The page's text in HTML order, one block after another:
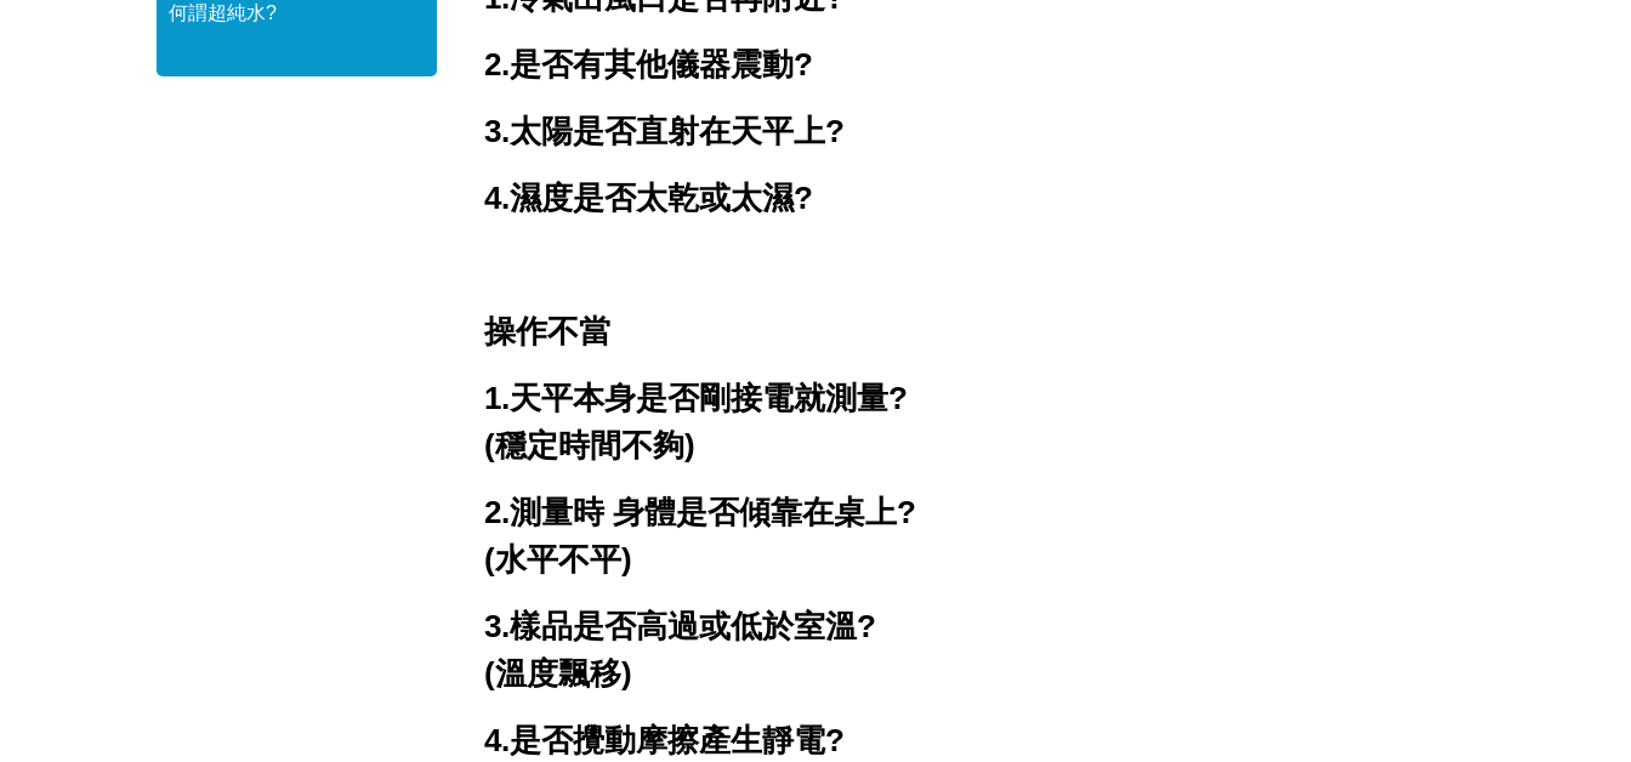
何謂超純水?
2.是否有其他儀器震動?
3.太陽是否直射在天平上?
4.濕度是否太乾或太濕?
操作不當
1.天平本身是否剛接電就測量?
(穩定時間不夠)
2.測量時 身體是否傾靠在桌上?
(水平不平)
3.樣品是否高過或低於室溫?
(溫度飄移)
4.是否攪動摩擦產生靜電?